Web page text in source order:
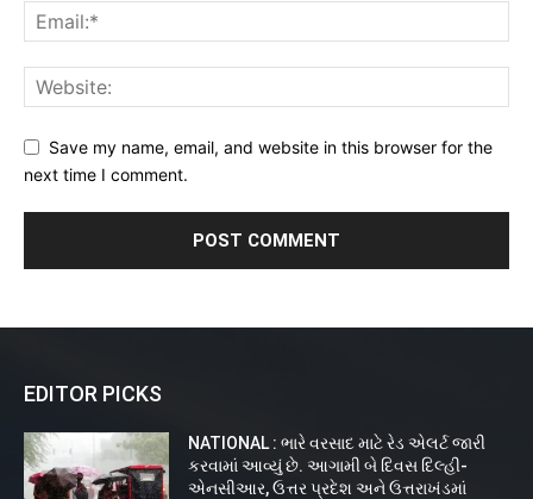
Save my name, email, and website in this browser for the
next time I comment.
EDITOR PICKS
NATIONAL : ભારે વરસાદ માટે રેડ એલર્ટ જારી
કરવામાં આવ્યું છે. આગામી બે દિવસ દિલ્હી-
એનસીઆર, ઉત્તર પ્રદેશ અને ઉત્તરાખંડમાં